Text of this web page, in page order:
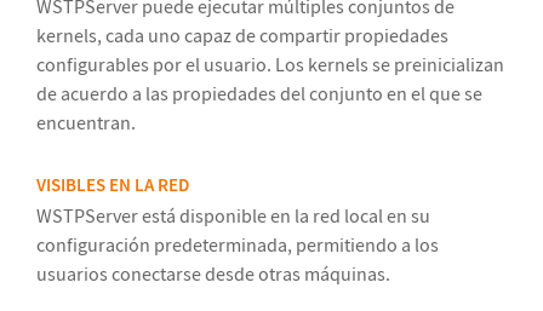
WSTPServer puede ejecutar múltiples conjuntos de
kernels, cada uno capaz de compartir propiedades
configurables por el usuario. Los kernels se preinicializan
de acuerdo a las propiedades del conjunto en el que se
encuentran.
VISIBLES EN LA RED
WSTPServer está disponible en la red local en su
configuración predeterminada, permitiendo a los
usuarios conectarse desde otras máquinas.